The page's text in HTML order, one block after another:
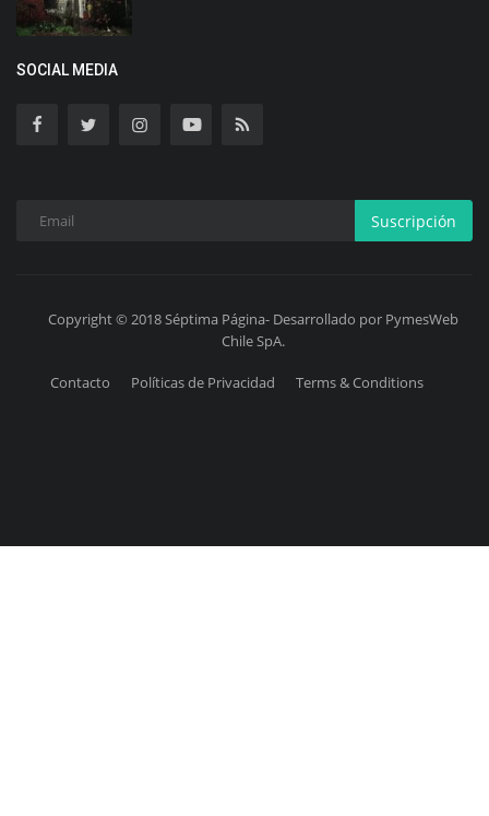
SOCIAL MEDIA
Suscripción
Copyright © 2018 Séptima Página- Desarrollado por PymesWeb
Chile SpA.
Contacto Políticas de Privacidad Terms & Conditions